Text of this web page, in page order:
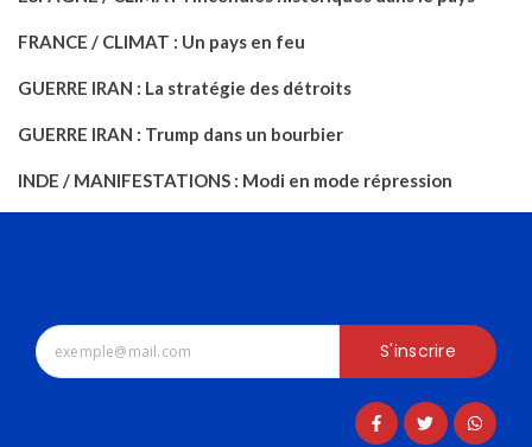
FRANCE / CLIMAT : Un pays en feu
GUERRE IRAN : La stratégie des détroits
GUERRE IRAN : Trump dans un bourbier
INDE / MANIFESTATIONS : Modi en mode répression
S'inscrire